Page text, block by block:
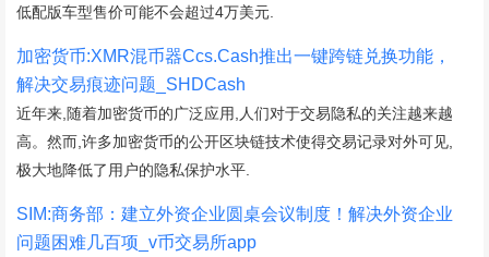
低配版车型售价可能不会超过4万美元.
加密货币:XMR混币器Ccs.Cash推出一键跨链兑换功能，
解决交易痕迹问题_SHDCash
近年来,随着加密货币的广泛应用,人们对于交易隐私的关注越来越
高。然而,许多加密货币的公开区块链技术使得交易记录对外可见,
极大地降低了用户的隐私保护水平.
SIM:商务部：建立外资企业圆桌会议制度！解决外资企业
问题困难几百项_v币交易所app